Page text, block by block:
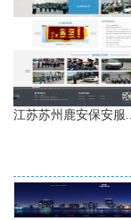
江苏苏州鹿安保安服...